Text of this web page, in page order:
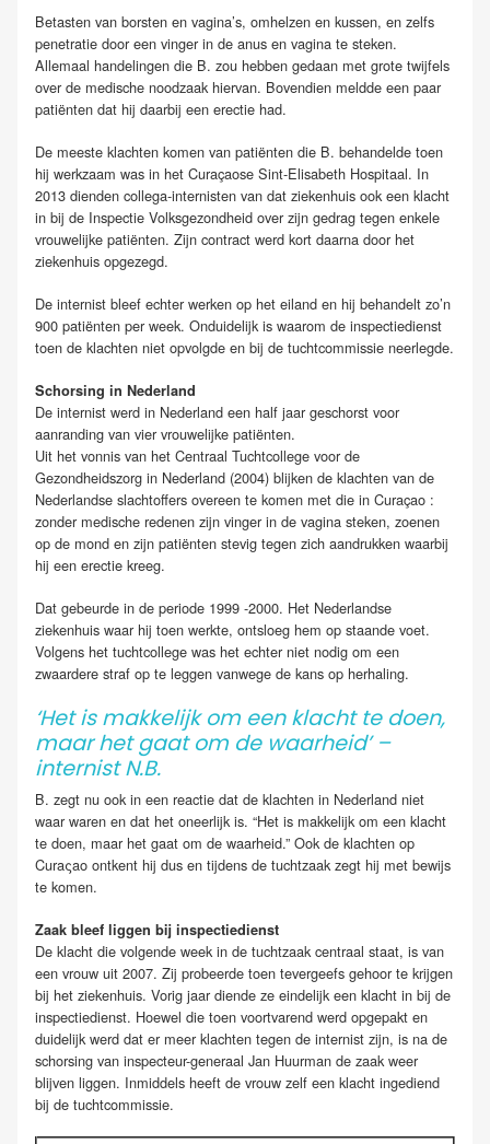
Betasten van borsten en vagina’s, omhelzen en kussen, en zelfs
penetratie door een vinger in de anus en vagina te steken.
Allemaal handelingen die B. zou hebben gedaan met grote twijfels
over de medische noodzaak hiervan. Bovendien meldde een paar
patiënten dat hij daarbij een erectie had.
De meeste klachten komen van patiënten die B. behandelde toen
hij werkzaam was in het Curaçaose Sint-Elisabeth Hospitaal. In
2013 dienden collega-internisten van dat ziekenhuis ook een klacht
in bij de Inspectie Volksgezondheid over zijn gedrag tegen enkele
vrouwelijke patiënten. Zijn contract werd kort daarna door het
ziekenhuis opgezegd.
De internist bleef echter werken op het eiland en hij behandelt zo’n
900 patiënten per week. Onduidelijk is waarom de inspectiedienst
toen de klachten niet opvolgde en bij de tuchtcommissie neerlegde.
Schorsing in Nederland
De internist werd in Nederland een half jaar geschorst voor
aanranding van vier vrouwelijke patiënten.
Uit het vonnis van het Centraal Tuchtcollege voor de
Gezondheidszorg in Nederland (2004) blijken de klachten van de
Nederlandse slachtoffers overeen te komen met die in Curaçao :
zonder medische redenen zijn vinger in de vagina steken, zoenen
op de mond en zijn patiënten stevig tegen zich aandrukken waarbij
hij een erectie kreeg.
Dat gebeurde in de periode 1999 -2000. Het Nederlandse
ziekenhuis waar hij toen werkte, ontsloeg hem op staande voet.
Volgens het tuchtcollege was het echter niet nodig om een
zwaardere straf op te leggen vanwege de kans op herhaling.
‘Het is makkelijk om een klacht te doen,
maar het gaat om de waarheid’ –
internist N.B.
B. zegt nu ook in een reactie dat de klachten in Nederland niet
waar waren en dat het oneerlijk is. “Het is makkelijk om een klacht
te doen, maar het gaat om de waarheid.” Ook de klachten op
Curaςao ontkent hij dus en tijdens de tuchtzaak zegt hij met bewijs
te komen.
Zaak bleef liggen bij inspectiedienst
De klacht die volgende week in de tuchtzaak centraal staat, is van
een vrouw uit 2007. Zij probeerde toen tevergeefs gehoor te krijgen
bij het ziekenhuis. Vorig jaar diende ze eindelijk een klacht in bij de
inspectiedienst. Hoewel die toen voortvarend werd opgepakt en
duidelijk werd dat er meer klachten tegen de internist zijn, is na de
schorsing van inspecteur-generaal Jan Huurman de zaak weer
blijven liggen. Inmiddels heeft de vrouw zelf een klacht ingediend
bij de tuchtcommissie.